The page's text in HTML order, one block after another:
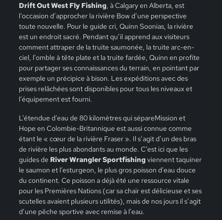
Drift Out West Fly Fishing, à Calgary en Alberta, est
l’occasion d’approcher la rivière Bow d’une perspective
toute nouvelle. Pour le guide cri, Quinn Soonias, la rivière
est un endroit sacré. Pendant qu’il apprend aux visiteurs
comment attraper de la truite saumonée, la truite arc-en-
ciel, l’omble à tête plate et la truite fardée, Quinn en profite
pour partager ses connaissances du terrain, en pointant par
exemple un précipice à bison. Les expéditions avec des
prises relâchées sont disponibles pour tous les niveaux et
l’équipement est fourni.
L’étendue d’eau de 80 kilomètres qui sépareMission et
Hope en Colombie-Britannique est aussi connue comme
étant le « cœur de la rivière Fraser ». Il s’agit d’un des bras
de rivière les plus abondants au monde. C’est ici que les
guides de River Wrangler Sportfishing viennent taquiner
le saumon et l’esturgeon, le plus gros poisson d’eau douce
du continent. Ce poisson a déjà été une ressource vitale
pour les Premières Nations (car sa chair est délicieuse et ses
scutelles avaient plusieurs utilités), mais de nos jours il s’agit
d’une pêche sportive avec remise à l’eau.